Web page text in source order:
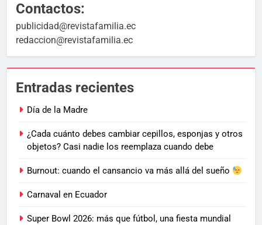
Contactos:
publicidad@revistafamilia.ec
redaccion@revistafamilia.ec
Entradas recientes
Día de la Madre
¿Cada cuánto debes cambiar cepillos, esponjas y otros
objetos? Casi nadie los reemplaza cuando debe
Burnout: cuando el cansancio va más allá del sueño
Carnaval en Ecuador
Super Bowl 2026: más que fútbol, una fiesta mundial